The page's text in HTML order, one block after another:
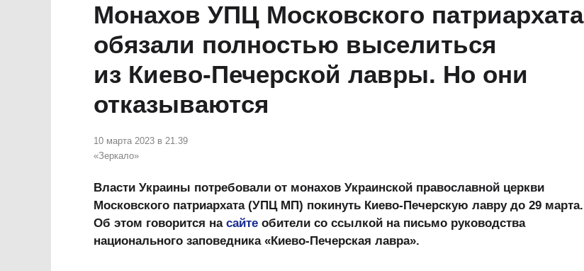
Монахов УПЦ Московского патриархата
обязали полностью выселиться
из Киево-Печерской лавры. Но они
отказываются
10 марта 2023 в 21.39
«Зеркало»
Власти Украины потребовали от монахов Украинской православной церкви
Московского патриархата (УПЦ МП) покинуть Киево-Печерскую лавру до 29 марта.
Об этом говорится на сайте обители со ссылкой на письмо руководства
национального заповедника «Киево-Печерская лавра».